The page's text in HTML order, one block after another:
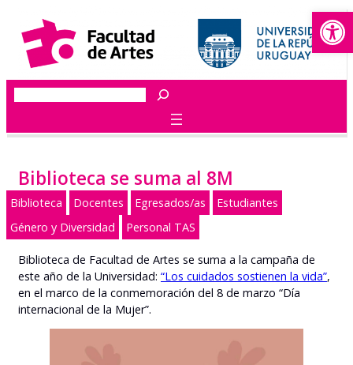
contenido
Buscar
Biblioteca se suma al 8M
Biblioteca Docentes Egresados/as
Estudiantes
Género y Diversidad
Personal TAS
Biblioteca de Facultad de Artes se suma a la campaña de
este año de la Universidad: “Los cuidados sostienen la vida”,
en el marco de la conmemoración del 8 de marzo “Día
internacional de la Mujer”.